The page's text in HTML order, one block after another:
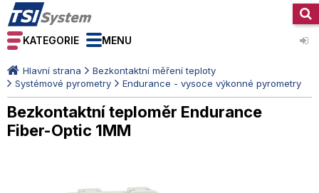
KATEGORIE MENU
Hlavní strana
Bezkontaktní měření teploty
Systémové pyrometry
Endurance - vysoce výkonné pyrometry
Bezkontaktní teploměr Endurance
Fiber-Optic 1MM